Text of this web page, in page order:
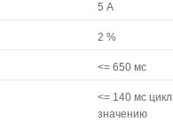
5 А
2 %
<= 650 мс
<= 140 мс
значению